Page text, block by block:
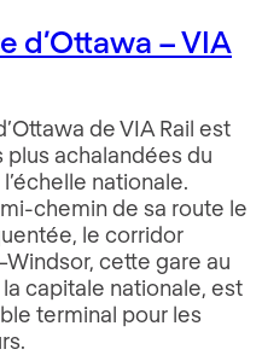
d’Ottawa – VIA
de VIA Rail est
plus achalandées du
nationale.
chemin de sa route le
le corridor
cette gare au
capitale nationale, est
terminal pour les